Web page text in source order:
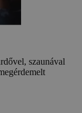
szaunával